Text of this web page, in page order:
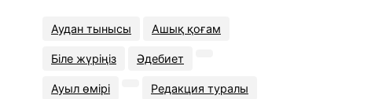
Аудан тынысы Ашық қоғам
Біле жүріңіз Әдебиет
Ауыл өмірі Редакция туралы